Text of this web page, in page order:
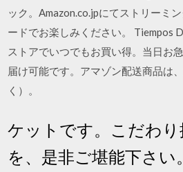
ック。Amazon.co.jpにてストリーミ
ードでお楽しみください。 Tiempos
ストアでいつでもお買い得。当日お
届け可能です。アマゾン配送商品は
く）。
ケットです。こだわ
を、是非ご堪能下さい